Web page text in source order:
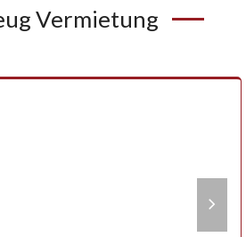
Vermietung